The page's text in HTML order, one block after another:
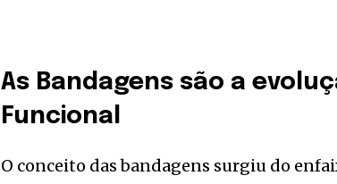
As Bandagens são a
Funcional
O conceito das bandagens surgiu do